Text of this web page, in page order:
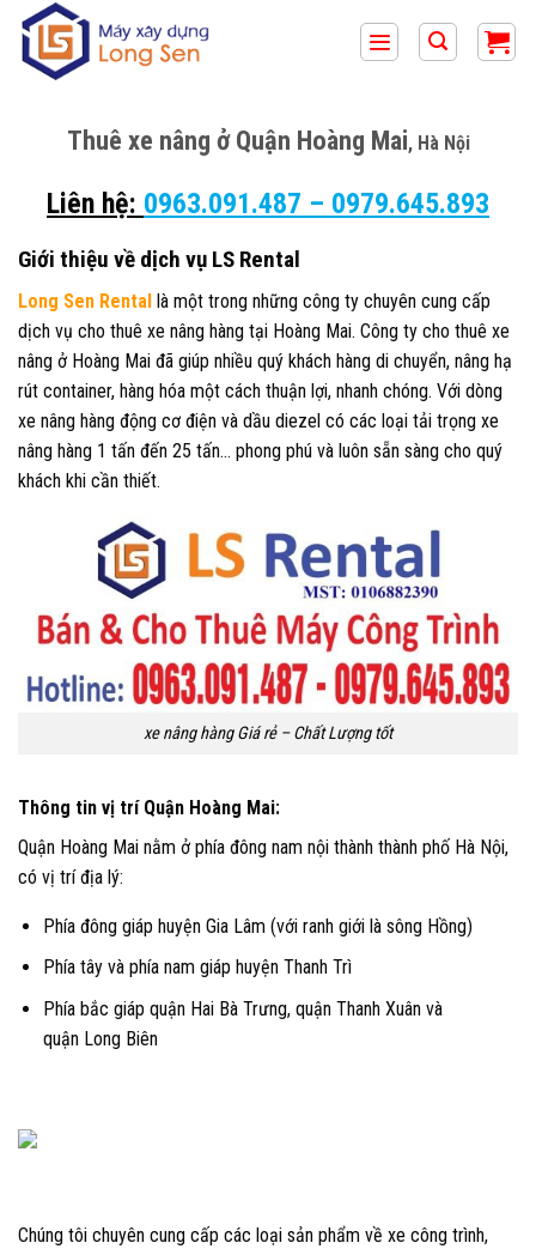
qua
Thuê xe nâng ở Quận Hoàng Mai, Hà Nội
Liên hệ: 0963.091.487 – 0979.645.893
Giới thiệu về dịch vụ LS Rental
Long Sen Rental là một trong những công ty chuyên cung cấp
dịch vụ cho thuê xe nâng hàng tại Hoàng Mai. Công ty cho thuê xe
nâng ở Hoàng Mai đã giúp nhiều quý khách hàng di chuyển, nâng hạ
rút container, hàng hóa một cách thuận lợi, nhanh chóng. Với dòng
xe nâng hàng động cơ điện và dầu diezel có các loại tải trọng xe
nâng hàng 1 tấn đến 25 tấn… phong phú và luôn sẵn sàng cho quý
khách khi cần thiết.
xe nâng hàng Giá rẻ – Chất Lượng tốt
Thông tin vị trí Quận Hoàng Mai:
Quận Hoàng Mai nằm ở phía đông nam nội thành thành phố Hà Nội,
có vị trí địa lý:
Phía đông giáp huyện Gia Lâm (với ranh giới là sông Hồng)
Phía tây và phía nam giáp huyện Thanh Trì
Phía bắc giáp quận Hai Bà Trưng, quận Thanh Xuân và
quận Long Biên
Chúng tôi chuyên cung cấp các loại sản phẩm về xe công trình,